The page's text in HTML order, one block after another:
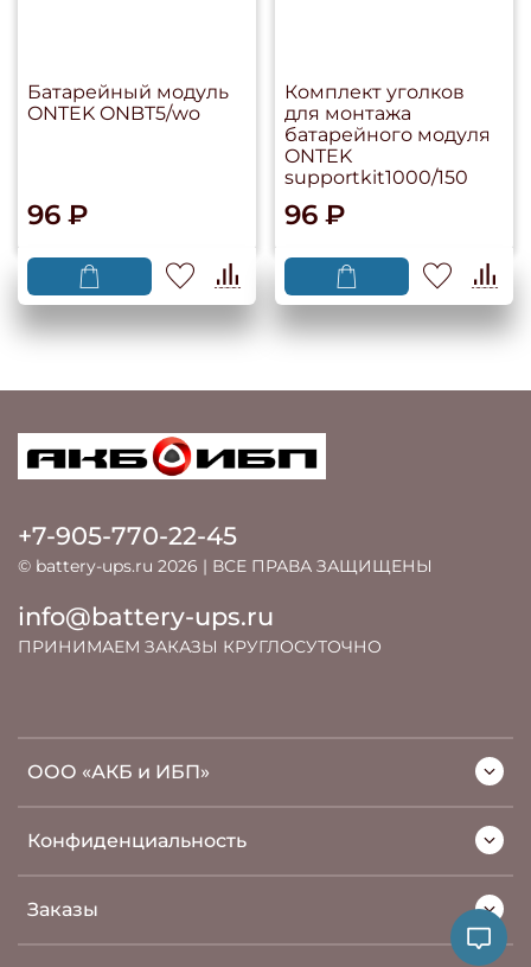
Батарейный модуль
ONTEK ONBT5/wo
96 ₽
Комплект уголков
для монтажа
батарейного модуля
ONTEK
supportkit1000/150
96 ₽
ООО «АКБ и ИБП»
Конфиденциальность
Заказы
+7-905-770-22-45
© battery-ups.ru 2026 | ВСЕ ПРАВА ЗАЩИЩЕНЫ
info@battery-ups.ru
ПРИНИМАЕМ ЗАКАЗЫ КРУГЛОСУТОЧНО